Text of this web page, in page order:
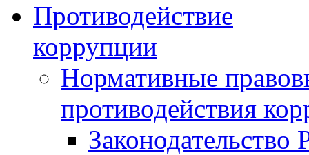
Противодействие
коррупции
Нормативные
противодействия